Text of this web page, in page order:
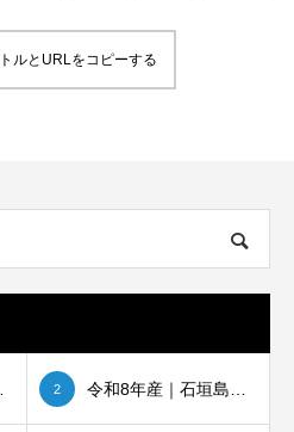
ルとURLをコピーする
2